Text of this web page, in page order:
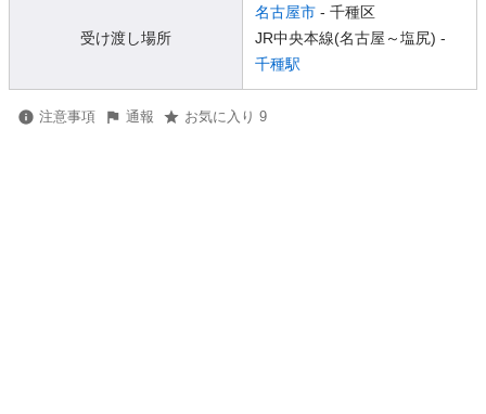
受け渡し場所
名古屋市 - 千種区
JR中央本線(名古屋～塩尻) -
千種駅
注意事項 通報 お気に入り 9